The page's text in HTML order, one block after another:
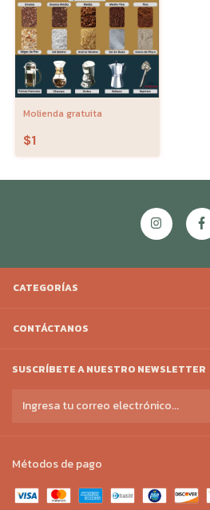
Molienda gratuita
$1
CATEGORÍAS
CONTÁCTANOS
SUSCRÍBETE A NUESTRO NEWSLETTER
Métodos de pago